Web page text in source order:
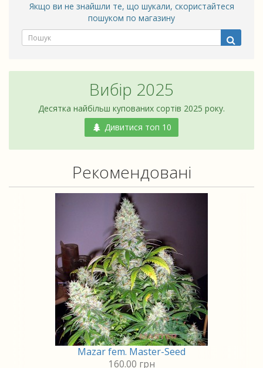
Якщо ви не знайшли те, що шукали, скористайтеся
пошуком по магазину
Вибір 2025
Десятка найбільш купованих сортів 2025 року.
Дивитися топ 10
Рекомендовані
Mazar fem. Master-Seed
160.00 грн